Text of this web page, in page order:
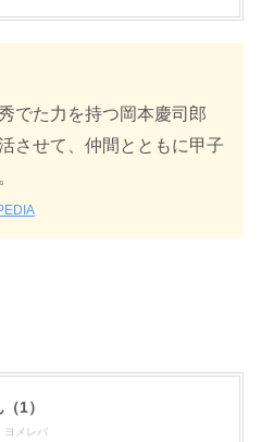
でた力を持つ岡本慶司郎
させて、仲間とともに甲子
1）
ヨメレバ